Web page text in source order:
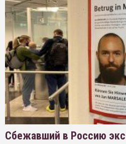
Сбежавший в Россию